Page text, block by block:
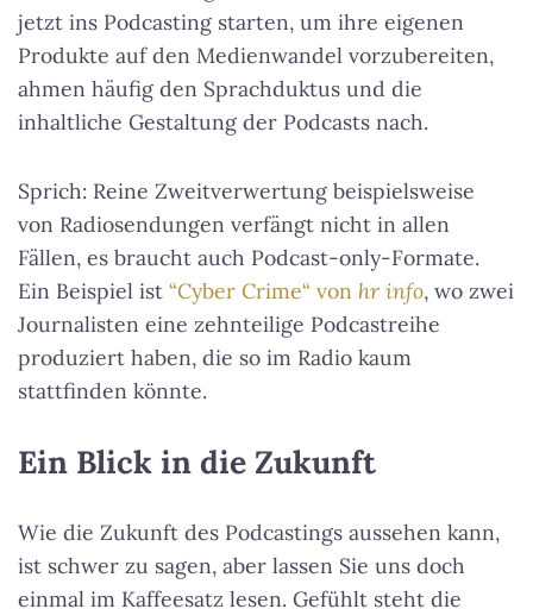
jetzt ins Podcasting starten, um ihre eigenen
Produkte auf den Medienwandel vorzubereiten,
ahmen häufig den Sprachduktus und die
inhaltliche Gestaltung der Podcasts nach.
Sprich: Reine Zweitverwertung beispielsweise
von Radiosendungen verfängt nicht in allen
Fällen, es braucht auch Podcast-only-Formate.
Ein Beispiel ist “Cyber Crime“ von hr info, wo zwei
Journalisten eine zehnteilige Podcastreihe
produziert haben, die so im Radio kaum
stattfinden könnte.
Ein Blick in die Zukunft
Wie die Zukunft des Podcastings aussehen kann,
ist schwer zu sagen, aber lassen Sie uns doch
einmal im Kaffeesatz lesen. Gefühlt steht die